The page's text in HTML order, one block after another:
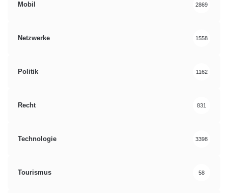
Mobil 2869
Netzwerke 1558
Politik 1162
Recht 831
Technologie 3398
Tourismus 58